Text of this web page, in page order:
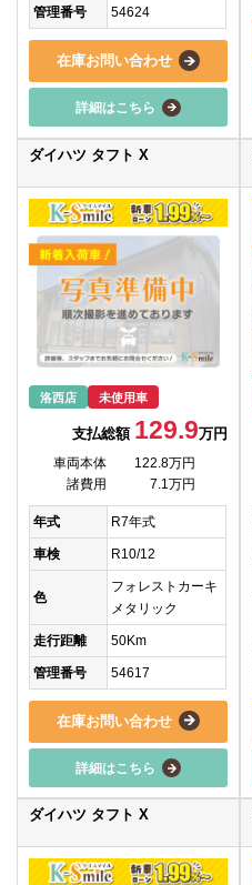
管理番号 54624
在庫お問い合わせ
詳細はこちら
ダイハツ タフト X
洛西店 未使用車
支払総額 129.9万円
車両本体
122.8万円
諸費用
7.1万円
年式 R7年式
車検 R10/12
色
フォレストカーキ
メタリック
走行距離 50Km
管理番号 54617
在庫お問い合わせ
詳細はこちら
ダイハツ タフト X